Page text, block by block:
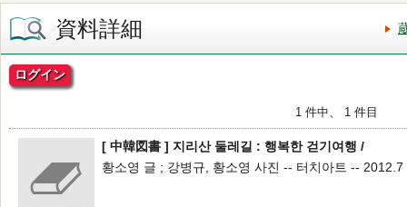
資料詳細
ログイン
1 件中、 1 件目
[ 中韓図書 ] 지리산 둘레길 : 행복한 걷기여행 /
황소영 글 ; 강병규, 황소영 사진 -- 터치아트 -- 2012.7